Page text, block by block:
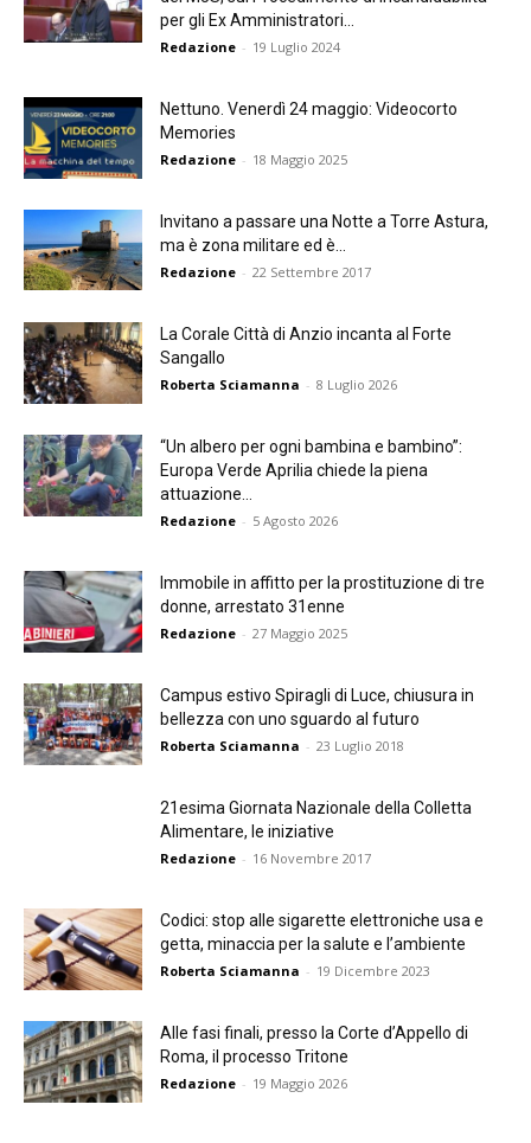
per gli Ex Amministratori...
Redazione - 19 Luglio 2024
Nettuno. Venerdì 24 maggio: Videocorto
Memories
Redazione - 18 Maggio 2025
Invitano a passare una Notte a Torre Astura,
ma è zona militare ed è...
Redazione - 22 Settembre 2017
La Corale Città di Anzio incanta al Forte
Sangallo
Roberta Sciamanna - 8 Luglio 2026
“Un albero per ogni bambina e bambino”:
Europa Verde Aprilia chiede la piena
attuazione...
Redazione - 5 Agosto 2026
Immobile in affitto per la prostituzione di tre
donne, arrestato 31enne
Redazione - 27 Maggio 2025
Campus estivo Spiragli di Luce, chiusura in
bellezza con uno sguardo al futuro
Roberta Sciamanna - 23 Luglio 2018
21esima Giornata Nazionale della Colletta
Alimentare, le iniziative
Redazione - 16 Novembre 2017
Codici: stop alle sigarette elettroniche usa e
getta, minaccia per la salute e l’ambiente
Roberta Sciamanna - 19 Dicembre 2023
Alle fasi finali, presso la Corte d’Appello di
Roma, il processo Tritone
Redazione - 19 Maggio 2026